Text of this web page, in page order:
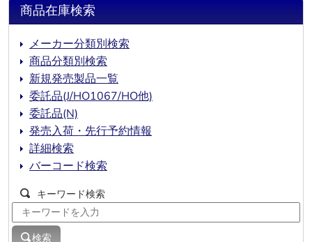
商品在庫検索
メーカー分類別検索
商品分類別検索
新規発売製品一覧
委託品(J/HO1067/HO他)
委託品(N)
発売入荷・先行予約情報
詳細検索
バーコード検索
キーワード検索
検索